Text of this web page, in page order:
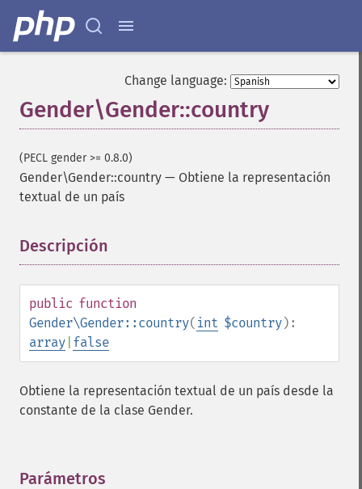
Change language:
Gender\Gender::country
(PECL gender >= 0.8.0)
Gender\Gender::country — Obtiene la representación
textual de un país
Descripción
public function
Gender\Gender::country( int $country):
array false
Obtiene la representación textual de un país desde la
constante de la clase Gender.
Parámetros